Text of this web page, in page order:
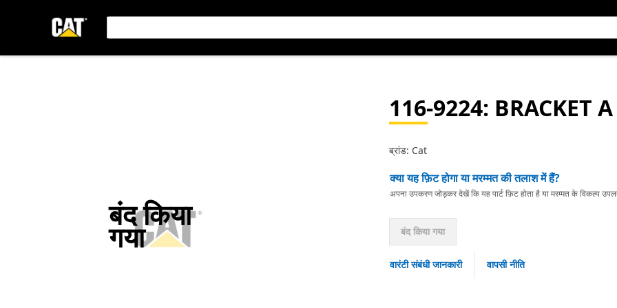
बंद किया
गया
116-9224: BRACKET A
ब्रांड: Cat
क्या यह फ़िट होगा या मरम्मत की तलाश में हैं?
अपना उपकरण जोड़कर देखें कि यह पार्ट फ़िट होता है या मरम्मत के विकल्प
बंद किया गया
वारंटी संबंधी जानकारी वापसी नीति